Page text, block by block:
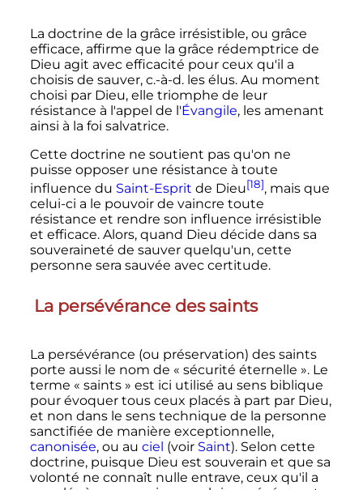
La doctrine de la grâce irrésistible, ou grâce
efficace, affirme que la grâce rédemptrice de
Dieu agit avec efficacité pour ceux qu'il a
choisis de sauver, c.-à-d. les élus. Au moment
choisi par Dieu, elle triomphe de leur
résistance à l'appel de l'Évangile, les amenant
ainsi à la foi salvatrice.
Cette doctrine ne soutient pas qu'on ne
puisse opposer une résistance à toute
influence du Saint-Esprit de Dieu[18], mais que
celui-ci a le pouvoir de vaincre toute
résistance et rendre son influence irrésistible
et efficace. Alors, quand Dieu décide dans sa
souveraineté de sauver quelqu'un, cette
personne sera sauvée avec certitude.
La persévérance des saints
La persévérance (ou préservation) des saints
porte aussi le nom de « sécurité éternelle ». Le
terme « saints » est ici utilisé au sens biblique
pour évoquer tous ceux placés à part par Dieu,
et non dans le sens technique de la personne
sanctifiée de manière exceptionnelle,
canonisée, ou au ciel (voir Saint). Selon cette
doctrine, puisque Dieu est souverain et que sa
volonté ne connaît nulle entrave, ceux qu'il a